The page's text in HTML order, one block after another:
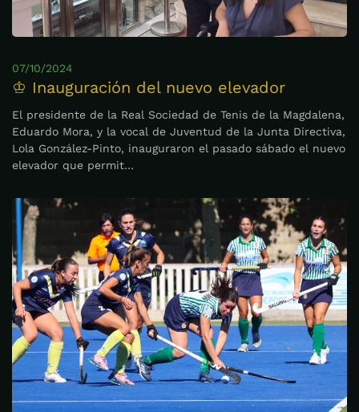
07/10/2024
♔ Inauguración del nuevo elevador
El presidente de la Real Sociedad de Tenis de la Magdalena,
Eduardo Mora, y la vocal de Juventud de la Junta Directiva,
Lola González-Pinto, inauguraron el pasado sábado el nuevo
elevador que permit…